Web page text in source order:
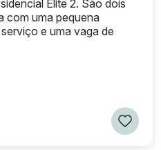
Elite 2. São dois
com uma pequena
e uma vaga de